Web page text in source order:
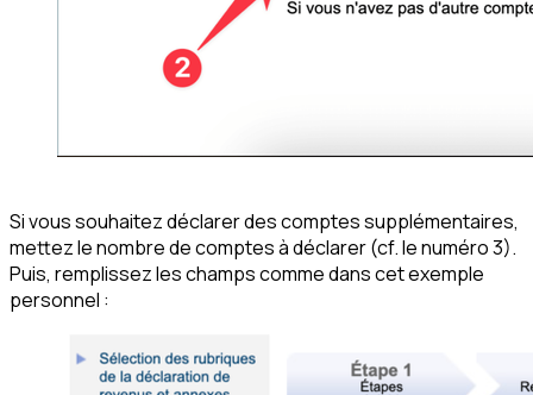
Si vous souhaitez déclarer des comptes supplémentaires,
mettez le nombre de comptes à déclarer (cf. le numéro 3).
Puis, remplissez les champs comme dans cet exemple
personnel :